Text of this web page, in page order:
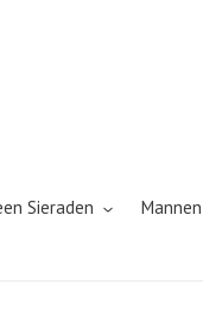
Sieraden Mannen